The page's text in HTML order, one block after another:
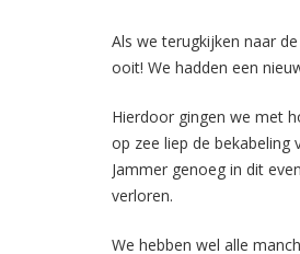
Als we terugkijken naar
ooit! We hadden een
Hierdoor gingen we met
op zee liep de
Jammer genoeg in dit
verloren.
We hebben wel alle